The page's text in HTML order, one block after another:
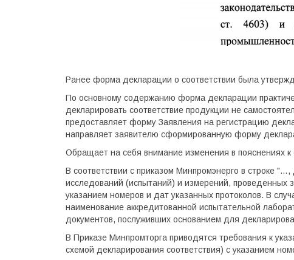
Ранее форма декларации о соответствии была
По основному содержанию форма декларации
декларировать соответствие продукции не
предоставляет форму Заявления на регистрацию
направляет заявителю сформированную форму
Обращает на себя внимание изменения в пояснениях
В соответствии с приказом Минпромэнерго в строке
исследований (испытаний) и измерений, проведенных
указанием номеров и дат указанных протоколов. В
наименование аккредитованной испытательной
документов, послуживших основанием для
В Приказе Минпромторга приводятся требования к
схемой декларирования соответствия) с указанием